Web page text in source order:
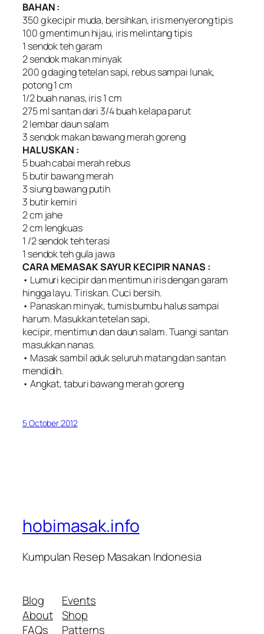
BAHAN :
350 g kecipir muda, bersihkan, iris menyerong tipis
100 g mentimun hijau, iris melintang tipis
1 sendok teh garam
2 sendok makan minyak
200 g daging tetelan sapi, rebus sampai lunak,
potong 1 cm
1/2 buah nanas, iris 1 cm
275 ml santan dari 3/4 buah kelapa parut
2 lembar daun salam
3 sendok makan bawang merah goreng
HALUSKAN :
5 buah cabai merah rebus
5 butir bawang merah
3 siung bawang putih
3 butir kemiri
2 cm jahe
2 cm lengkuas
1 /2 sendok teh terasi
1 sendok teh gula jawa
CARA MEMASAK SAYUR KECIPIR NANAS :
• Lumuri kecipir dan mentimun iris dengan garam
hingga layu. Tiriskan. Cuci bersih.
• Panaskan minyak, tumis bumbu halus sampai
harum. Masukkan tetelan sapi,
kecipir, mentimun dan daun salam. Tuangi santan
masukkan nanas.
• Masak sambil aduk seluruh matang dan santan
mendidih.
• Angkat, taburi bawang merah goreng
5 October 2012
hobimasak.info
Kumpulan Resep Masakan Indonesia
Blog
About
FAQs
Events
Shop
Patterns